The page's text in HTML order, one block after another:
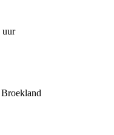
uur